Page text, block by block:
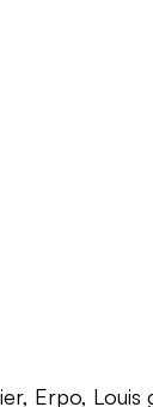
Erpo, Louis